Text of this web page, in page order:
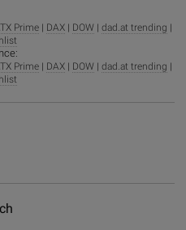
Prime | DAX | DOW |dad.at trending |
Prime | DAX | DOW |dad.at trending |